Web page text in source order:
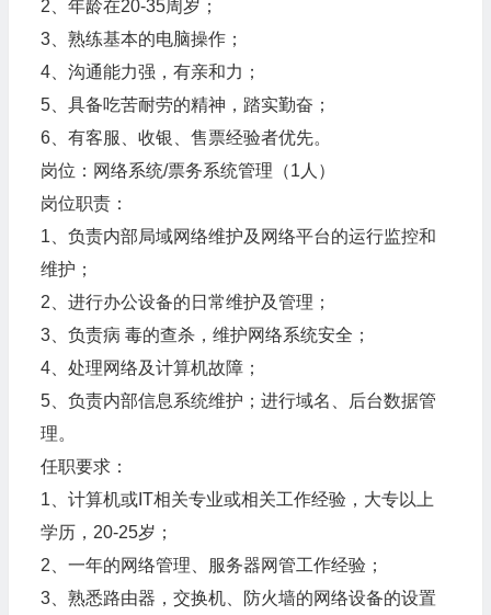
2、年龄在20-35周岁；
3、熟练基本的电脑操作；
4、沟通能力强，有亲和力；
5、具备吃苦耐劳的精神，踏实勤奋；
6、有客服、收银、售票经验者优先。
岗位：网络系统/票务系统管理（1人）
岗位职责：
1、负责内部局域网络维护及网络平台的运行监控和
维护；
2、进行办公设备的日常维护及管理；
3、负责病 毒的查杀，维护网络系统安全；
4、处理网络及计算机故障；
5、负责内部信息系统维护；进行域名、后台数据管
理。
任职要求：
1、计算机或IT相关专业或相关工作经验，大专以上
学历，20-25岁；
2、一年的网络管理、服务器网管工作经验；
3、熟悉路由器，交换机、防火墙的网络设备的设置